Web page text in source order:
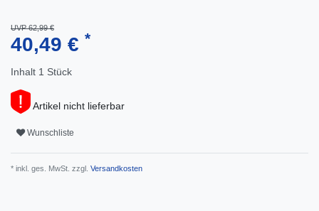
UVP 62,99 €
40,49 € *
Inhalt 1 Stück
Artikel nicht lieferbar
Wunschliste
* inkl. ges. MwSt. zzgl. Versandkosten